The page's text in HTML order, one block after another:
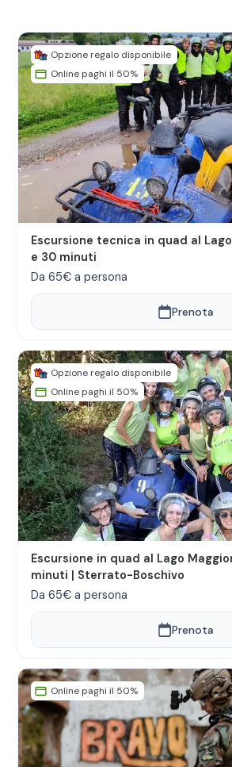
Opzione regalo disponibile
Online paghi il 50%
Escursione tecnica in quad al
e 30 minuti
Da 65€ a persona
Prenota
Opzione regalo disponibile
Online paghi il 50%
Escursione in quad al Lago
minuti | Sterrato-Boschivo
Da 65€ a persona
Prenota
Online paghi il 50%